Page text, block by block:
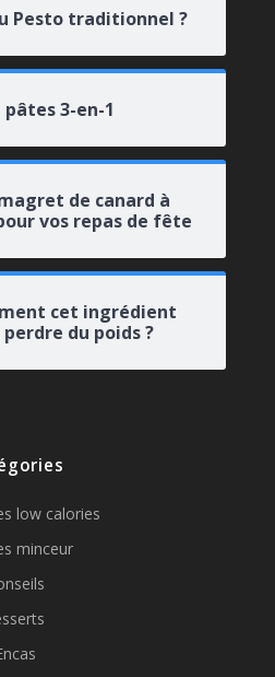
Pesto traditionnel ?
pâtes 3-en-1
de canard à
vos repas de fête
cet ingrédient
du poids ?
low calories
minceur